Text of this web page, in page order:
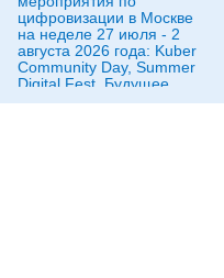
цифровизации в Москве
на неделе 27 июля - 2
августа 2026 года: Kuber
Community Day, Summer
Digital Fest, Будущее
исследований в